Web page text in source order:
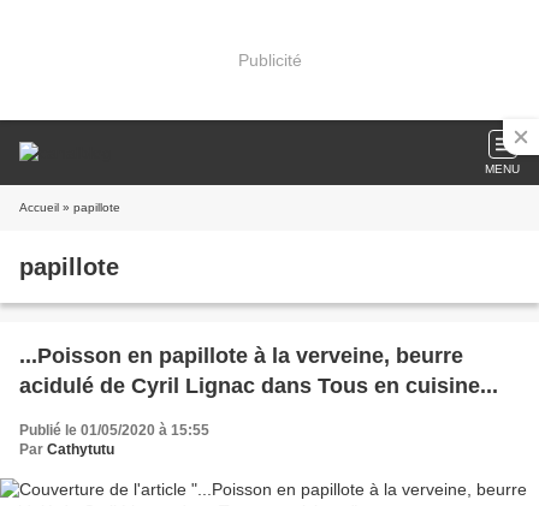
Publicité
MENU
Accueil » papillote
papillote
...Poisson en papillote à la verveine, beurre
acidulé de Cyril Lignac dans Tous en cuisine...
Publié le 01/05/2020 à 15:55
Par Cathytutu